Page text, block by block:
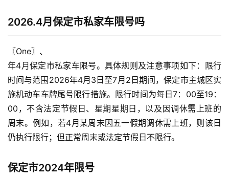
2026.4月保定市私家车限号吗
〖One〗、
年4月保定市私家车限号。具体规则及注意事项如下：限行
时间与范围2026年4月3日至7月2日期间，保定市主城区实
施机动车车牌尾号限行措施。限行时间为每日7：00至19：
00，不含法定节假日、星期星期日，以及因调休需上班的
周末。例如，若4月某周末因五一假期调休需上班，则该日
仍执行限行；但正常周末或法定节假日不限行。
保定市2024年限号